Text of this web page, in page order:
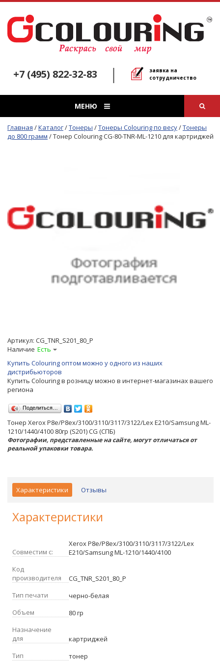
+7 (495) 822-32-83
заявка на
сотрудничество
МЕНЮ
Главная /Каталог/Тонеры /Тонеры Colouring по весу/Тонеры
до 800 грамм /Тонер Colouring CG-80-TNR-ML-1210 для картриджей
Артикул: CG_TNR_S201_80_P
Наличие Есть
Купить Colouring оптом можно у одного из наших
дистрибьюторов
Купить Colouring в розницу можно в интернет-магазинах вашего
региона
Поделиться…
Тонер Xerox P8e/P8ex/3100/3110/3117/3122/Lex E210/Samsung ML-
1210/1440/4100 80гр (S201) CG (СПБ)
Фотографии, представленные на сайте, могут отличаться от
реальной упаковки товара.
Характеристики Отзывы
Характеристики
Совместим с:
Xerox P8e/P8ex/3100/3110/3117/3122/Lex
E210/Samsung ML-1210/1440/4100
Код
производителя
CG_TNR_S201_80_P
Тип печати
черно-белая
Объем
80 гр
Назначение
для
картриджей
Тип
тонер